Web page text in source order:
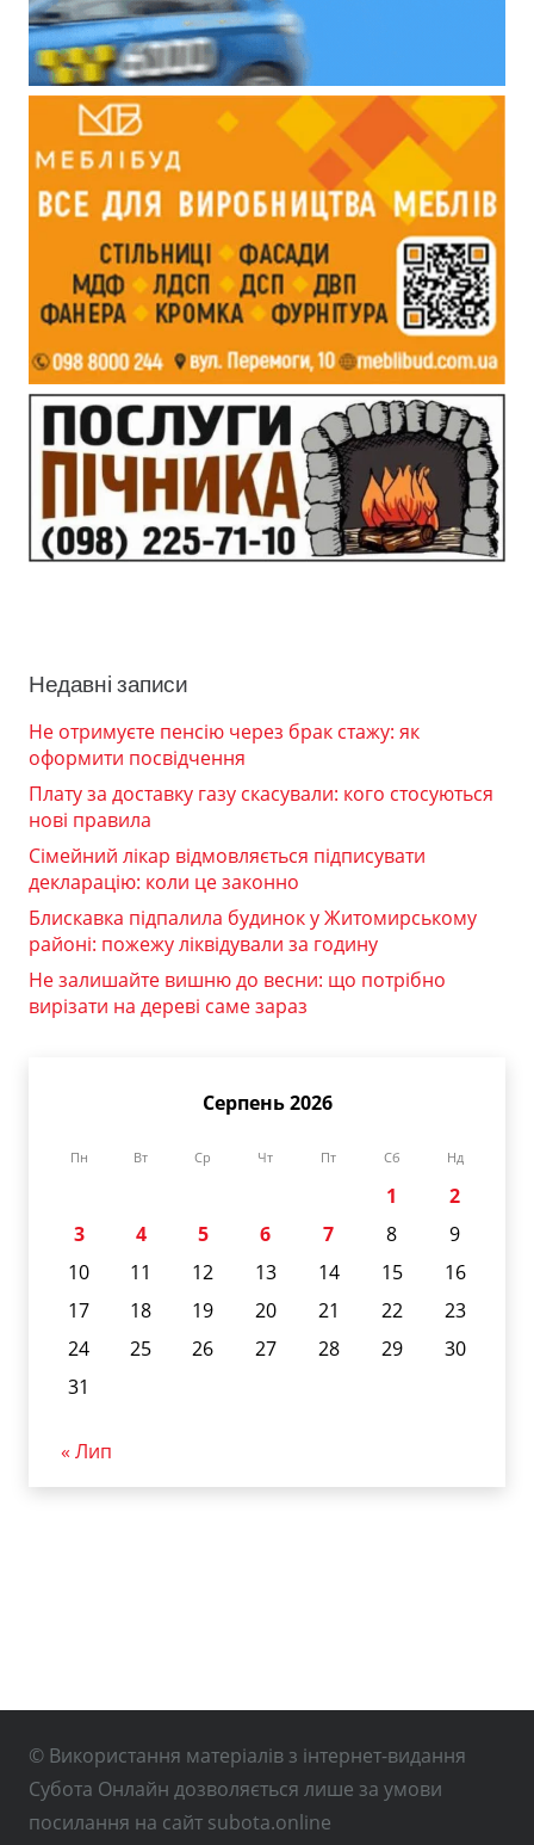
Недавні записи
Не отримуєте пенсію через брак стажу: як
оформити посвідчення
Плату за доставку газу скасували: кого стосуються
нові правила
Сімейний лікар відмовляється підписувати
декларацію: коли це законно
Блискавка підпалила будинок у Житомирському
районі: пожежу ліквідували за годину
Не залишайте вишню до весни: що потрібно
вирізати на дереві саме зараз
Серпень 2026
Пн Вт Ср Чт Пт Сб Нд
1
2
3
4 5 6 7 8
9
10
11 12 13 14 15
16
17
18 19 20 21 22
23
24
25 26 27 28 29
30
31
« Лип
© Використання матеріалів з інтернет-видання
Субота Онлайн дозволяється лише за умови
посилання на сайт subota.online